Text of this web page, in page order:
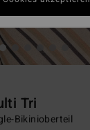
Tri
Bikinioberteil